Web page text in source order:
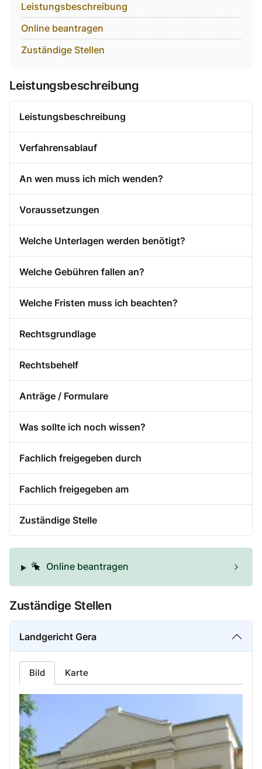
Leistungsbeschreibung
Online beantragen
Zuständige Stellen
Leistungsbeschreibung
Leistungsbeschreibung
Verfahrensablauf
An wen muss ich mich wenden?
Voraussetzungen
Welche Unterlagen werden benötigt?
Welche Gebühren fallen an?
Welche Fristen muss ich beachten?
Rechtsgrundlage
Rechtsbehelf
Anträge / Formulare
Was sollte ich noch wissen?
Fachlich freigegeben durch
Fachlich freigegeben am
Zuständige Stelle
Online beantragen
Zuständige Stellen
Landgericht Gera
Bild Karte